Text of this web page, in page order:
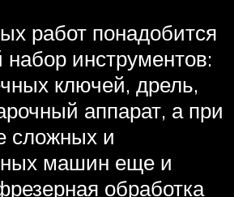
работ понадобится
набор инструментов:
ключей, дрель,
аппарат, а при
сложных и
машин еще и
обработка